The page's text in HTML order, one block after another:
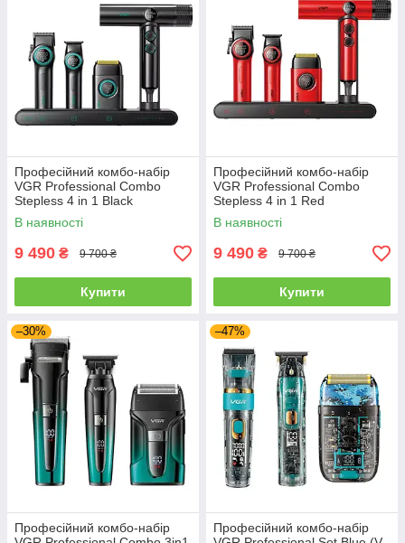
Професійний комбо-набір
VGR Professional Combo
Stepless 4 in 1 Black
(Stepless4in1BK)
В наявності
9 490 ₴ 9 700 ₴
Купити
Професійний комбо-набір
VGR Professional Combo
Stepless 4 in 1 Red
(Stepless4in1RD)
В наявності
9 490 ₴ 9 700 ₴
Купити
–30%
Професійний комбо-набір
–47%
Професійний комбо-набір